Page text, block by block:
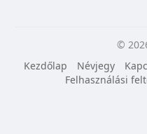
©
Kezdőlap
Névjegy
Felhasználási